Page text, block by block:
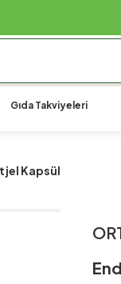
990 TL Üzeri
Gıda Takviyeleri
Kapsül